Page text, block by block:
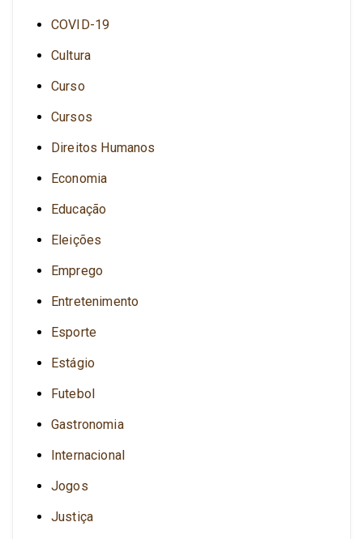
COVID-19
Cultura
Curso
Cursos
Direitos Humanos
Economia
Educação
Eleições
Emprego
Entretenimento
Esporte
Estágio
Futebol
Gastronomia
Internacional
Jogos
Justiça